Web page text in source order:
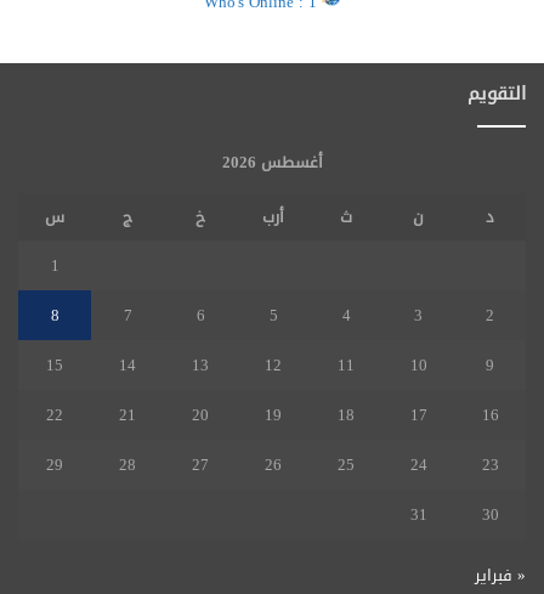
التقويم
أغسطس 2026
د
ن ث أرب خ ج
س
1
2
3
4
5
6
7
8
9
10
11
12
13
14
15
16
17
18
19
20
21
22
23
24
25
26
27
28
29
30
31
« فبراير